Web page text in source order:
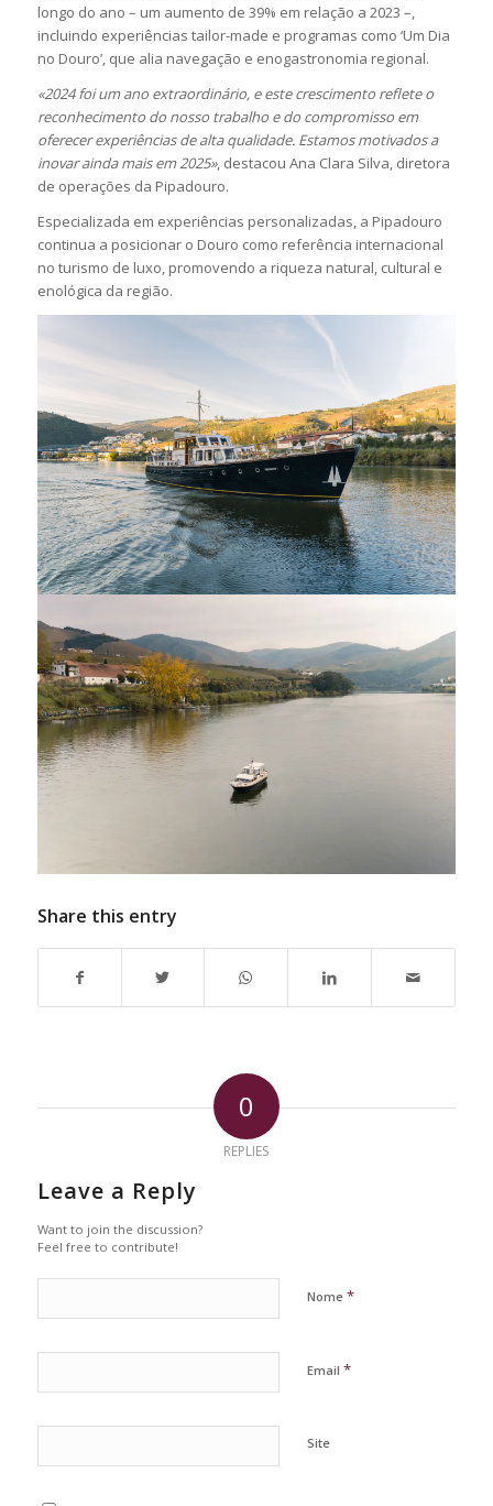
longo do ano – um aumento de 39% em relação a 2023 –,
incluindo experiências tailor-made e programas como ‘Um Dia
no Douro’, que alia navegação e enogastronomia regional.
«2024 foi um ano extraordinário, e este crescimento reflete o
reconhecimento do nosso trabalho e do compromisso em
oferecer experiências de alta qualidade. Estamos motivados a
inovar ainda mais em 2025», destacou Ana Clara Silva, diretora
de operações da Pipadouro.
Especializada em experiências personalizadas, a Pipadouro
continua a posicionar o Douro como referência internacional
no turismo de luxo, promovendo a riqueza natural, cultural e
enológica da região.
Share this entry
0
REPLIES
Leave a Reply
Want to join the discussion?
Feel free to contribute!
Nome *
Email *
Site